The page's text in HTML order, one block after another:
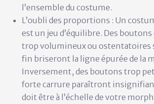
l’ensemble du costume.
L’oubli des proportions : Un
est un jeu d’équilibre. Des
trop volumineux ou ostentatoires
fin briseront la ligne épurée de la
Inversement, des boutons trop
forte carrure paraîtront
doit être à l’échelle de votre